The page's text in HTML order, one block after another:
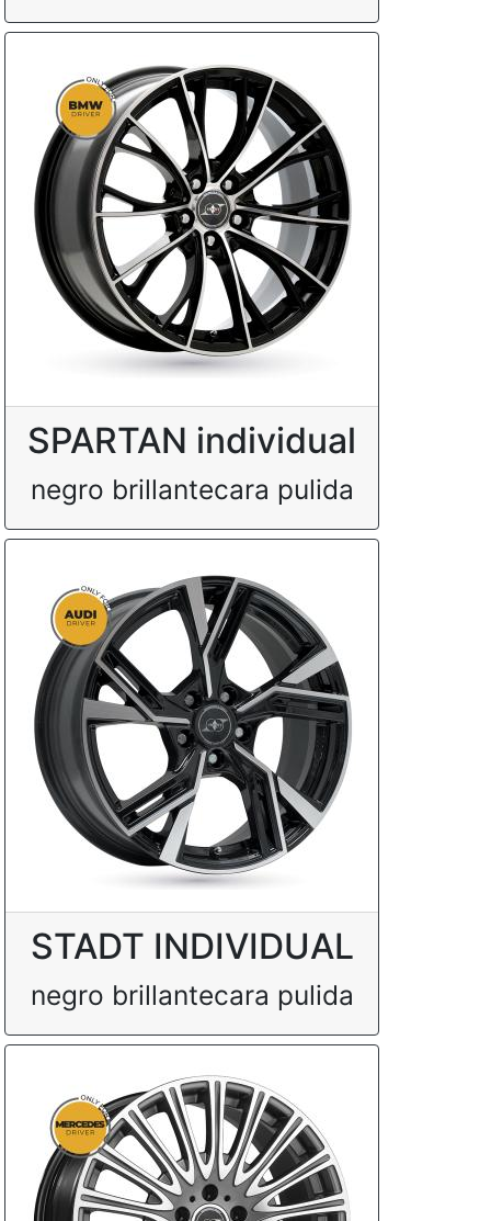
SPARTAN individual
negro brillantecara pulida
STADT INDIVIDUAL
negro brillantecara pulida